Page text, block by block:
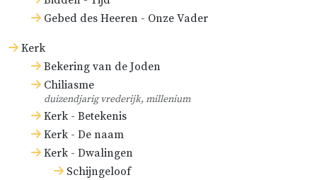
Gebed des Heeren - Onze Vader
Kerk
Bekering van de Joden
Chiliasme
duizendjarig vrederijk, millenium
Kerk - Betekenis
Kerk - De naam
Kerk - Dwalingen
Schijngeloof